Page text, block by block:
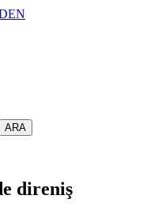
ARA
direniş